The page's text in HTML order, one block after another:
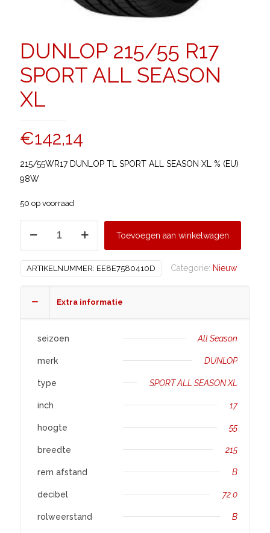
DUNLOP 215/55 R17
SPORT ALL SEASON
XL
€142,14
215/55WR17 DUNLOP TL SPORT ALL SEASON XL % (EU)
98W
50 op voorraad
SPORT
SEASON
Toevoegen aan winkelwagen
ARTIKELNUMMER: EE8E7580410D Categorie: Nieuw
Extra informatie
seizoen All Season
merk DUNLOP
type SPORT ALL SEASON XL
inch 17
hoogte 55
breedte 215
rem afstand B
decibel 72.0
rolweerstand B